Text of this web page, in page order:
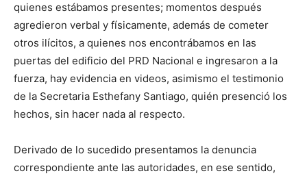
quienes estábamos presentes; momentos después
agredieron verbal y físicamente, además de cometer
otros ilícitos, a quienes nos encontrábamos en las
puertas del edificio del PRD Nacional e ingresaron a la
fuerza, hay evidencia en videos, asimismo el testimonio
de la Secretaria Esthefany Santiago, quién presenció los
hechos, sin hacer nada al respecto.
Derivado de lo sucedido presentamos la denuncia
correspondiente ante las autoridades, en ese sentido,